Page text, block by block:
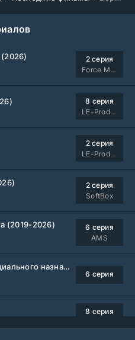
2 серия
Force Media
8 серия
LE-Production
2 серия
LE-Production
2 серия
SoftBox
(2019-2026)
6 серия
AMS
Подразделение специального назначения (2026)
6 серия
8 серия